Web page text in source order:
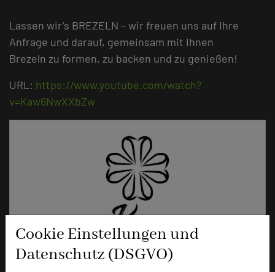
Cookie Einstellungen und
Datenschutz (DSGVO)
Lassen wir’s BREZELN – wir freuen uns auf Ihre
Anfrage und darauf, gemeinsam mit Ihnen
Brezeln zu formen, zu backen und zu genießen!
URL: https://www.youtube.com/watch?
v=Kaw6NwXXbZw